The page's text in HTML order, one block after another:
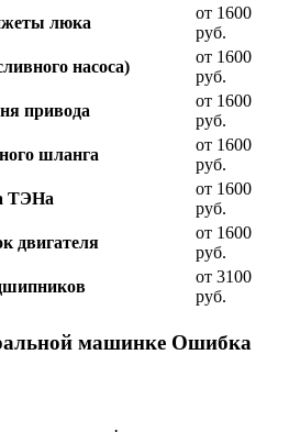
люка
от 1600
руб.
насоса)
от 1600
руб.
привода
от 1600
руб.
шланга
от 1600
руб.
ТЭНа
от 1600
руб.
двигателя
от 1600
руб.
от 3100
руб.
машинке Ошибка